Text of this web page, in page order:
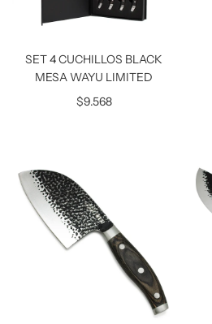
SET 4 CUCHILLOS BLACK
MESA WAYU LIMITED
$9.568